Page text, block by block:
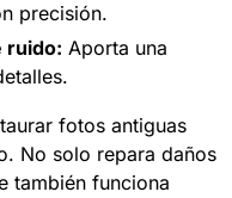
precisión.
ruido: Aporta una
fotos antiguas
No solo repara daños
también funciona